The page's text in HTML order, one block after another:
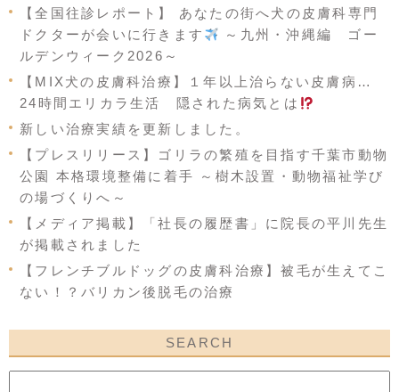
【全国往診レポート】 あなたの街へ犬の皮膚科専門
ドクターが会いに行きます
～九州・沖縄編 ゴー
ルデンウィーク2026～
【MIX犬の皮膚科治療】１年以上治らない皮膚病…
24時間エリカラ生活 隠された病気とは
新しい治療実績を更新しました。
【プレスリリース】ゴリラの繁殖を目指す千葉市動物
公園 本格環境整備に着手 ～樹木設置・動物福祉学び
の場づくりへ～
【メディア掲載】「社長の履歴書」に院長の平川先生
が掲載されました
【フレンチブルドッグの皮膚科治療】被毛が生えてこ
ない！？バリカン後脱毛の治療
SEARCH